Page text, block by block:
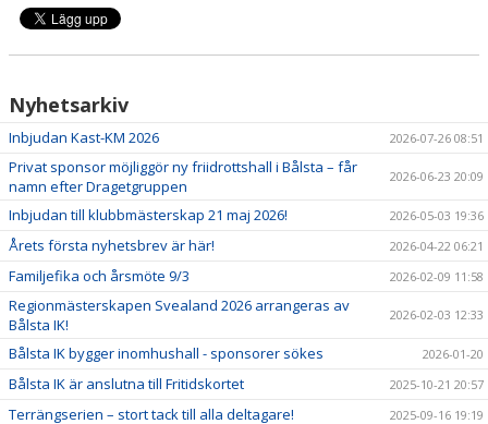
Nyhetsarkiv
Inbjudan Kast-KM 2026 2026-07-26 08:51
Privat sponsor möjliggör ny friidrottshall i Bålsta – får
namn efter Dragetgruppen
2026-06-23 20:09
Inbjudan till klubbmästerskap 21 maj 2026! 2026-05-03 19:36
Årets första nyhetsbrev är här! 2026-04-22 06:21
Familjefika och årsmöte 9/3 2026-02-09 11:58
Regionmästerskapen Svealand 2026 arrangeras av
Bålsta IK!
2026-02-03 12:33
Bålsta IK bygger inomhushall - sponsorer sökes 2026-01-20
Bålsta IK är anslutna till Fritidskortet 2025-10-21 20:57
Terrängserien – stort tack till alla deltagare! 2025-09-16 19:19